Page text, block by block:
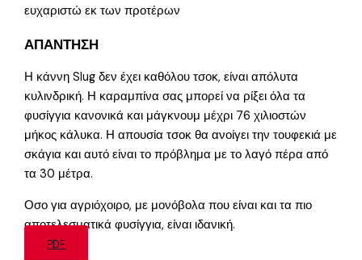
ευχαριστώ εκ των προτέρων
ΑΠΑΝΤΗΣΗ
Η κάννη Slug δεν έχει καθόλου τσοκ, είναι απόλυτα
κυλινδρική. Η καραμπίνα σας μπορεί να ρίξει όλα τα
φυσίγγια κανονικά και μάγκνουμ μέχρι 76 χιλιοστών
μήκος κάλυκα. Η απουσία τσοκ θα ανοίγει την τουφεκιά με
σκάγια και αυτό είναι το πρόβλημα με το λαγό πέρα από
τα 30 μέτρα.
Οσο για αγριόχοιρο, με μονόβολα που είναι και τα πιο
αποτελεσματικά φυσίγγια, είναι ιδανική.
PDF